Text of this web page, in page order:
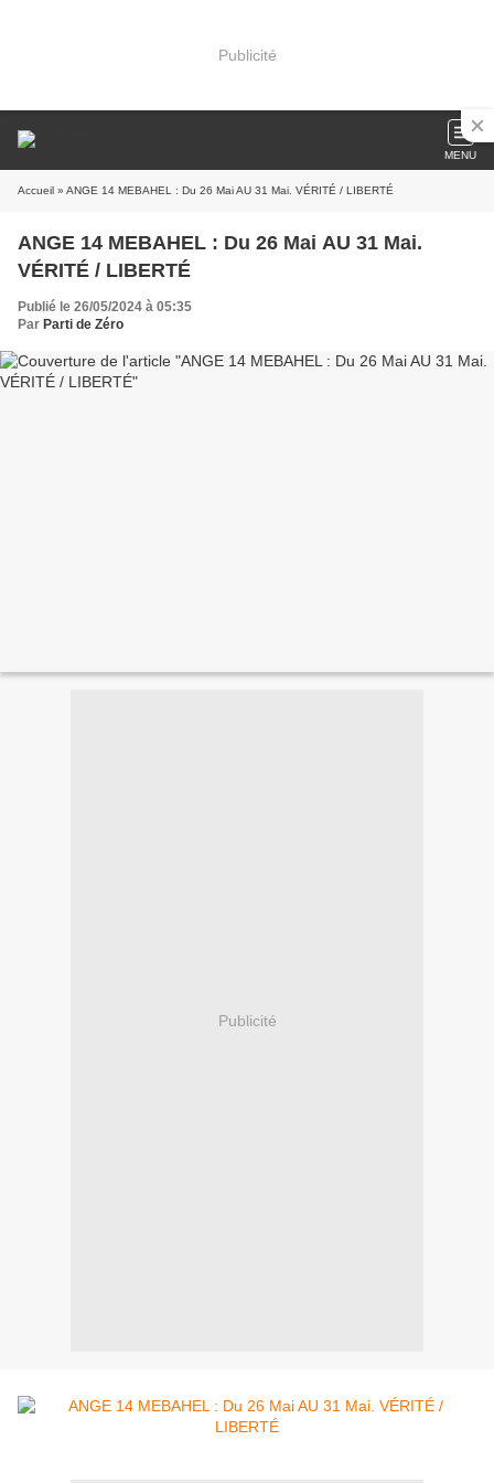
Publicité
MENU
Accueil » ANGE 14 MEBAHEL : Du 26 Mai AU 31 Mai. VÉRITÉ / LIBERTÉ
ANGE 14 MEBAHEL : Du 26 Mai AU 31 Mai.
VÉRITÉ / LIBERTÉ
Publié le 26/05/2024 à 05:35
Par Parti de Zéro
Publicité